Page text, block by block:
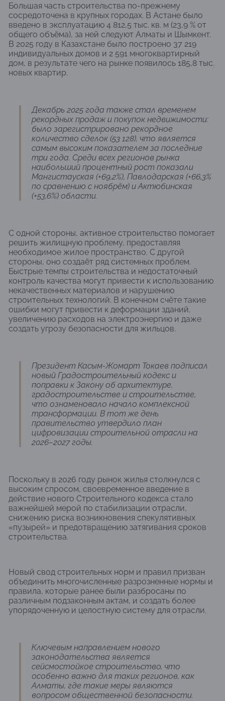
Большая часть строительства по-прежнему
сосредоточена в крупных городах. В Астане было
введено в эксплуатацию 4 812,5 тыс. кв. м (23,9 % от
общего объёма), за ней следуют Алматы и Шымкент.
В 2025 году в Казахстане было построено 37 219
индивидуальных домов и 2 591 многоквартирный
дом, в результате чего на рынке появилось 185,8 тыс.
новых квартир.
Декабрь 2025 года также стал временем
рекордных продаж и покупок недвижимости:
было зарегистрировано рекордное
количество сделок (53 128), что является
самым высоким показателем за последние
три года. Среди всех регионов рынка
наибольший процентный рост показали
Мангистауская (+69,2%), Павлодарская (+66,3%
по сравнению с ноябрём) и Актюбинская
(+53,6%) области.
С одной стороны, активное строительство помогает
решить жилищную проблему, предоставляя
необходимое жилое пространство. С другой
стороны, оно создаёт ряд системных проблем.
Быстрые темпы строительства и недостаточный
контроль качества могут привести к использованию
некачественных материалов и нарушению
строительных технологий. В конечном счёте такие
ошибки могут привести к деформации зданий,
увеличению расходов на электроэнергию и даже
создать угрозу безопасности для жильцов.
Президент Касым-Жомарт Токаев подписал
новый Градостроительный кодекс и
поправки к Закону об архитектуре,
градостроительстве и строительстве,
что ознаменовало начало комплексной
трансформации. В тот же день
правительство утвердило план
цифровизации строительной отрасли на
2026–2027 годы.
Поскольку в 2026 году рынок жилья столкнулся с
высоким спросом, своевременное введение в
действие нового Строительного кодекса стало
важнейшей мерой по стабилизации отрасли,
снижению риска возникновения спекулятивных
«пузырей» и предотвращению затягивания сроков
строительства.
Новый свод строительных норм и правил призван
объединить многочисленные разрозненные нормы и
правила, которые ранее были разбросаны по
различным подзаконным актам, и создать более
упорядоченную и целостную систему для отрасли.
Ключевым направлением нового
законодательства является
сейсмостойкое строительство, что
особенно важно для таких регионов, как
Алматы, где такие меры являются
вопросом общественной безопасности.